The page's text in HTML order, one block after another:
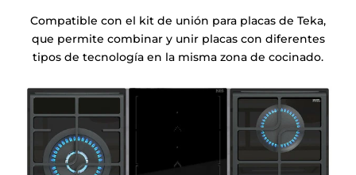
Compatible con el kit de unión para placas de Teka,
que permite combinar y unir placas con diferentes
tipos de tecnología en la misma zona de cocinado.